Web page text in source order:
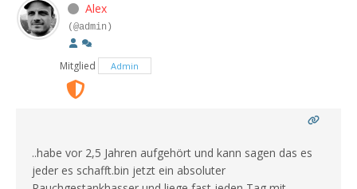
Alex
(@admin)
Mitglied Admin
..habe vor 2,5 Jahren aufgehört und kann sagen das es
jeder es schafft.bin jetzt ein absoluter